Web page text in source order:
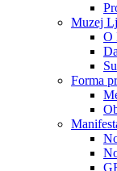
Muzej
O
Forma